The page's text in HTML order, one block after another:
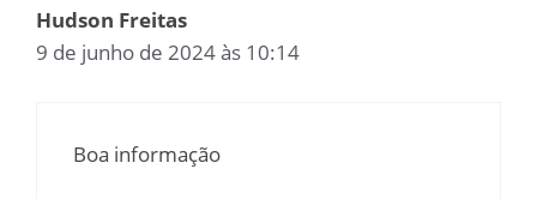
Hudson Freitas
9 de junho de 2024 às 10:14
Boa informação